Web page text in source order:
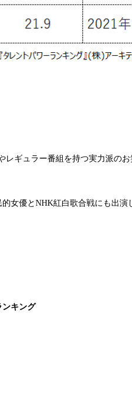
ギュラー番組を持つ実力派の
女優とNHK紅白歌合戦にも出演
ンキング